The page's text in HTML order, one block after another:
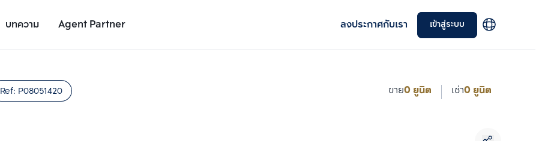
บทความ Agent Partner ลงประกาศกับเรา เข้าสู่ระบบ
รายละเอียดโครงการ
Ref: P08051420 ขาย0 ยูนิต เช่า0 ยูนิต